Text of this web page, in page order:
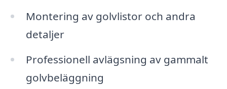
Montering av golvlistor och andra
detaljer
Professionell avlägsning av gammalt
golvbeläggning